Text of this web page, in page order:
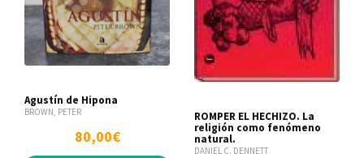
Agustín de Hipona
BROWN, PETER
80,00€
ROMPER EL HECHIZO. La
religión como fenómeno
natural.
DANIEL C. DENNETT